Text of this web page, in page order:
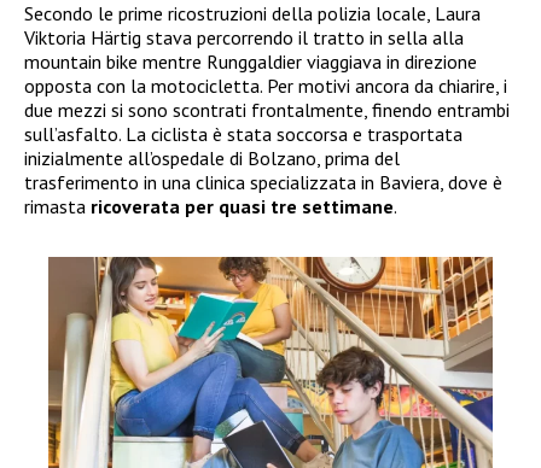
Secondo le prime ricostruzioni della polizia locale, Laura
Viktoria Härtig stava percorrendo il tratto in sella alla
mountain bike mentre Runggaldier viaggiava in direzione
opposta con la motocicletta. Per motivi ancora da chiarire, i
due mezzi si sono scontrati frontalmente, finendo entrambi
sull’asfalto. La ciclista è stata soccorsa e trasportata
inizialmente all’ospedale di Bolzano, prima del
trasferimento in una clinica specializzata in Baviera, dove è
rimasta ricoverata per quasi tre settimane.